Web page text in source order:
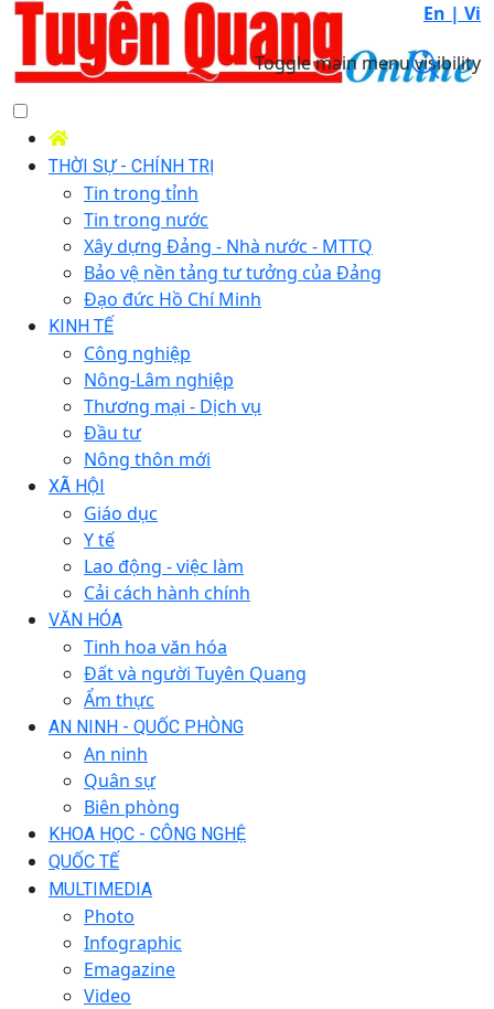
En | Vi
Toggle main menu visibility
THỜI SỰ - CHÍNH TRỊ
Tin trong tỉnh
Tin trong nước
Xây dựng Đảng - Nhà nước - MTTQ
Bảo vệ nền tảng tư tưởng của Đảng
Đạo đức Hồ Chí Minh
KINH TẾ
Công nghiệp
Nông-Lâm nghiệp
Thương mại - Dịch vụ
Đầu tư
Nông thôn mới
XÃ HỘI
Giáo dục
Y tế
Lao động - việc làm
Cải cách hành chính
VĂN HÓA
Tinh hoa văn hóa
Đất và người Tuyên Quang
Ẩm thực
AN NINH - QUỐC PHÒNG
An ninh
Quân sự
Biên phòng
KHOA HỌC - CÔNG NGHỆ
QUỐC TẾ
MULTIMEDIA
Photo
Infographic
Emagazine
Video